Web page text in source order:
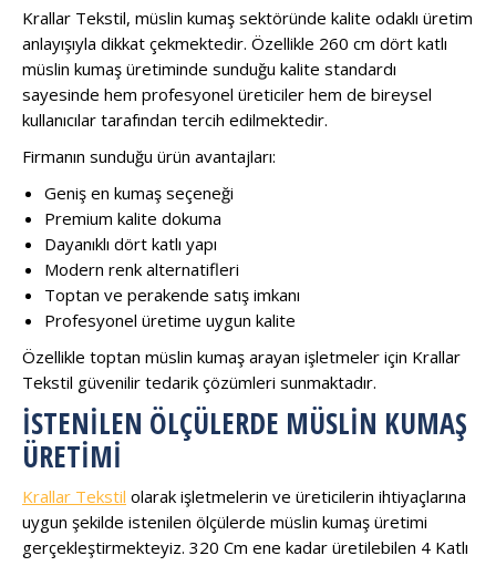
Krallar Tekstil, müslin kumaş sektöründe kalite odaklı üretim
anlayışıyla dikkat çekmektedir. Özellikle 260 cm dört katlı
müslin kumaş üretiminde sunduğu kalite standardı
sayesinde hem profesyonel üreticiler hem de bireysel
kullanıcılar tarafından tercih edilmektedir.
Firmanın sunduğu ürün avantajları:
Geniş en kumaş seçeneği
Premium kalite dokuma
Dayanıklı dört katlı yapı
Modern renk alternatifleri
Toptan ve perakende satış imkanı
Profesyonel üretime uygun kalite
Özellikle toptan müslin kumaş arayan işletmeler için Krallar
Tekstil güvenilir tedarik çözümleri sunmaktadır.
İSTENILEN ÖLÇÜLERDE MÜSLIN KUMAŞ
ÜRETIMI
Krallar Tekstil olarak işletmelerin ve üreticilerin ihtiyaçlarına
uygun şekilde istenilen ölçülerde müslin kumaş üretimi
gerçekleştirmekteyiz. 320 Cm ene kadar üretilebilen 4 Katlı